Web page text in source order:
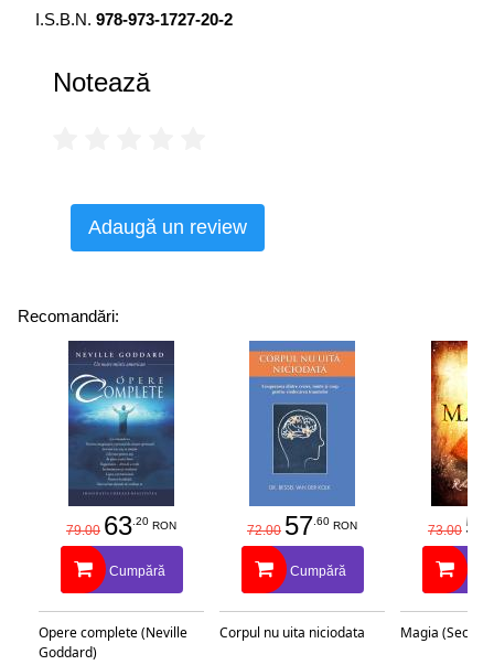
I.S.B.N. 978-973-1727-20-2
Notează
Adaugă un review
Recomandări:
79.00 63.20 RON
Cumpără
Opere complete (Neville
Goddard)
72.00 57.60 RON
Cumpără
Corpul nu uita niciodata
73.00 58
Magia